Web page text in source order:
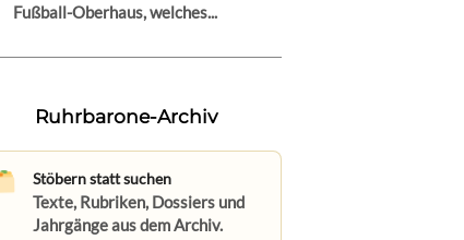
Fußball-Oberhaus, welches...
Ruhrbarone-Archiv
Stöbern statt suchen
Texte, Rubriken, Dossiers und
Jahrgänge aus dem Archiv.